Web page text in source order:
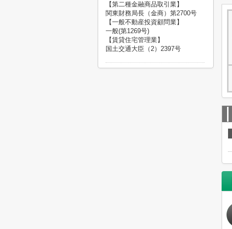
【第二種金融商品取引業】
関東財務局長（金商）第2700号
【一般不動産投資顧問業】
一般(第1269号)
【賃貸住宅管理業】
国土交通大臣（2）2397号